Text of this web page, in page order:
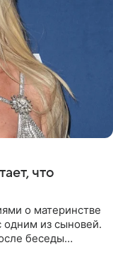
что
о материнстве
одним из сыновей.
беседы